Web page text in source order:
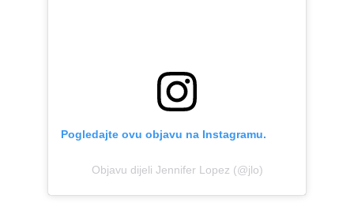
Pogledajte ovu objavu na Instagramu.
Objavu dijeli Jennifer Lopez (@jlo)